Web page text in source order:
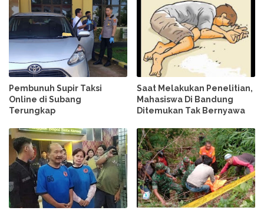
Pembunuh Supir Taksi
Online di Subang
Terungkap
Saat Melakukan Penelitian,
Mahasiswa Di Bandung
Ditemukan Tak Bernyawa